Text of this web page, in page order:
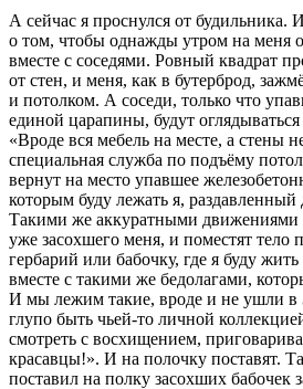
А сейчас я проснулся от будильника.
о том, чтобы однажды утром на меня
вместе с соседями. Ровный квадрат
от стен, и меня, как в бутерброд,
и потолком. А соседи, только что
единой царапины, будут
«Вроде вся мебель на месте, а стены
специальная служба по подъёму
вернут на место упавшее
которым буду лежать я,
Такими же аккуратными движениями
уже засохшего меня, и поместят тело
гербарий или бабочку, где я буду
вместе с такими же бедолагами,
И мы лежим такие, вроде и не ушли в
глупо быть чьей-то личной
смотреть с восхищением,
красавцы!». И на полочку поставят.
поставил на полку засохших бабочек